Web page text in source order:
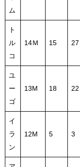
ム
ト
ル
コ
14Ｍ 15 27
ユ
ー
ゴ
13M 18 22
イ
ラ
ン
12M 5 3